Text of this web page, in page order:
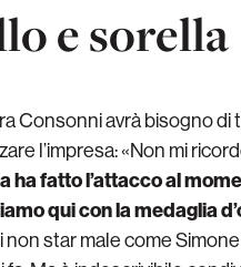
e sorella
Consonni avrà bisogno di
l’impresa: «Non mi
ha fatto l’attacco al
qui con la medaglia
non star male come